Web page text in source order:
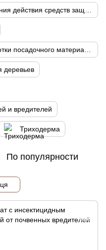
деревьев
и вредителей
Триходерма
По популярности